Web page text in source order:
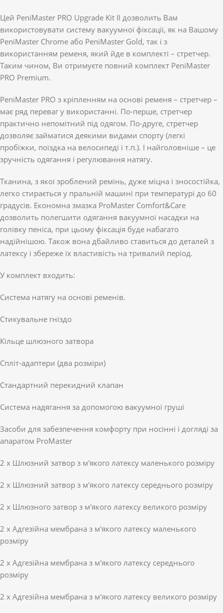
Цей PeniMaster PRO Upgrade Kit II дозволить Вам
використовувати систему вакуумної фіксації, як на Вашому
PeniMaster Chrome або PeniMaster Gold, так і з
використанням ременя, який йде в комплекті – стретчер.
Таким чином, Ви отримуєте повний комплект PeniMaster
PRO Premium.
PeniMaster PRO з кріпленням на основі ременя – стретчер –
має ряд переваг у використанні. По-перше, стретчер
практично непомітний під одягом. По-друге, стретчер
дозволяє займатися деякими видами спорту (легкі
пробіжки, поїздка на велосипеді і т.п.). І найголовніше – це
зручність одягання і регулювання натягу.
Тканина, з якої зроблений ремінь, дуже міцна і зносостійка,
легко стирається у пральній машині при температурі до 60
градусів. Економна змазка ProMaster Comfort&Care
дозволить полегшити одягання вакуумної насадки на
голівку пеніса, при цьому фіксація буде набагато
надійнішою. Також вона дбайливо ставиться до деталей з
латексу і збереже їх властивість на тривалий період.
У комплект входить:
Система натягу на основі ременів.
Стикувальне гніздо
Кільце шлюзного затвора
Спліт-адаптери (два розміри)
Стандартний перекидний клапан
Система надягання за допомогою вакуумної груші
Засоби для забезпечення комфорту при носінні і догляді за
апаратом ProMaster
2 х Шлюзний затвор з м'якого латексу маленького розміру
2 х Шлюзний затвор з м'якого латексу середнього розміру
2 х Шлюзного затвор з м'якого латексу великого розміру
2 х Адгезійна мембрана з м'якого латексу маленького
розміру
2 х Адгезійна мембрана з м'якого латексу середнього
розміру
2 х Адгезійна мембрана з м'якого латексу великого розміру